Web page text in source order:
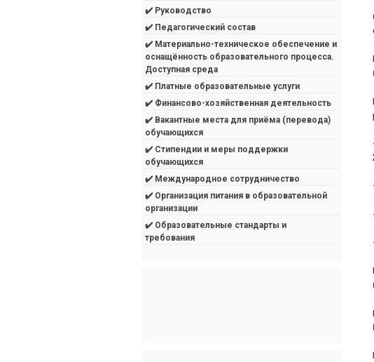
✔️ Руководство
✔️ Педагогический состав
✔️ Материально-техническое обеспечение и
оснащённость образовательного процесса.
Доступная среда
✔️ Платные образовательные услуги
✔️ Финансово-хозяйственная деятельность
✔️ Вакантные места для приёма (перевода)
обучающихся
✔️ Стипендии и меры поддержки
обучающихся
✔️ Международное сотрудничество
✔️ Организация питания в образовательной
организации
✔️ Образовательные стандарты и
требования